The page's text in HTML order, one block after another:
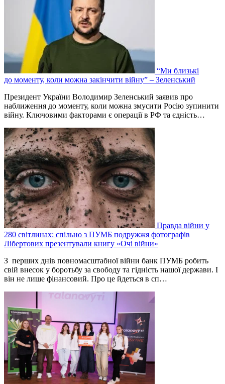
“Ми близькі
до моменту, коли можна закінчити війну” – Зеленський
Президент України Володимир Зеленський заявив про
наближення до моменту, коли можна змусити Росію зупинити
війну. Ключовими факторами є операції в РФ та єдність…
Правда війни у
280 світлинах: спільно з ПУМБ подружжя фотографів
Лібертових презентували книгу «Очі війни»
З перших днів повномасштабної війни банк ПУМБ робить
свій внесок у боротьбу за свободу та гідність нашої держави. І
він не лише фінансовий. Про це йдеться в сп…